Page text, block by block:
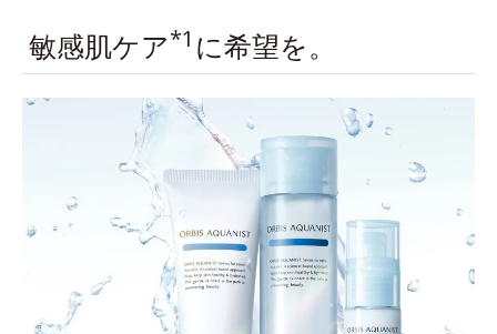
敏感肌ケア*1 に希望を。